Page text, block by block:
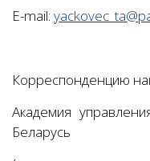
E-mail:
Корреспонденцию
Академия
Беларусь